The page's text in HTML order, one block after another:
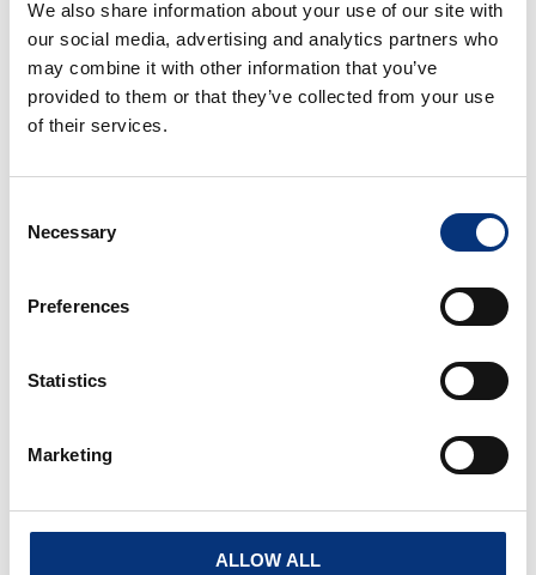
We also share information about your use of our site with
our social media, advertising and analytics partners who
may combine it with other information that you’ve
provided to them or that they’ve collected from your use
of their services.
Selection
Necessary
Preferences
Statistics
Marketing
ALLOW ALL
🌴 Torremolinos – 2 km
🌊 Fuengirola – 14 km
🏘️ Benalmádena Pueblo – 6 km (Mariposario,
Templo Budista…)
🚤 Puerto Marina – 200 m (+ Sea Life)
⛳ Golf Torrequebrada – 5 km
compromiso!
Si busca algo diferente, revise nuestras demás
propiedades. Somos una empresa profesional de
alquiler turístico y queremos que tenga la mejor